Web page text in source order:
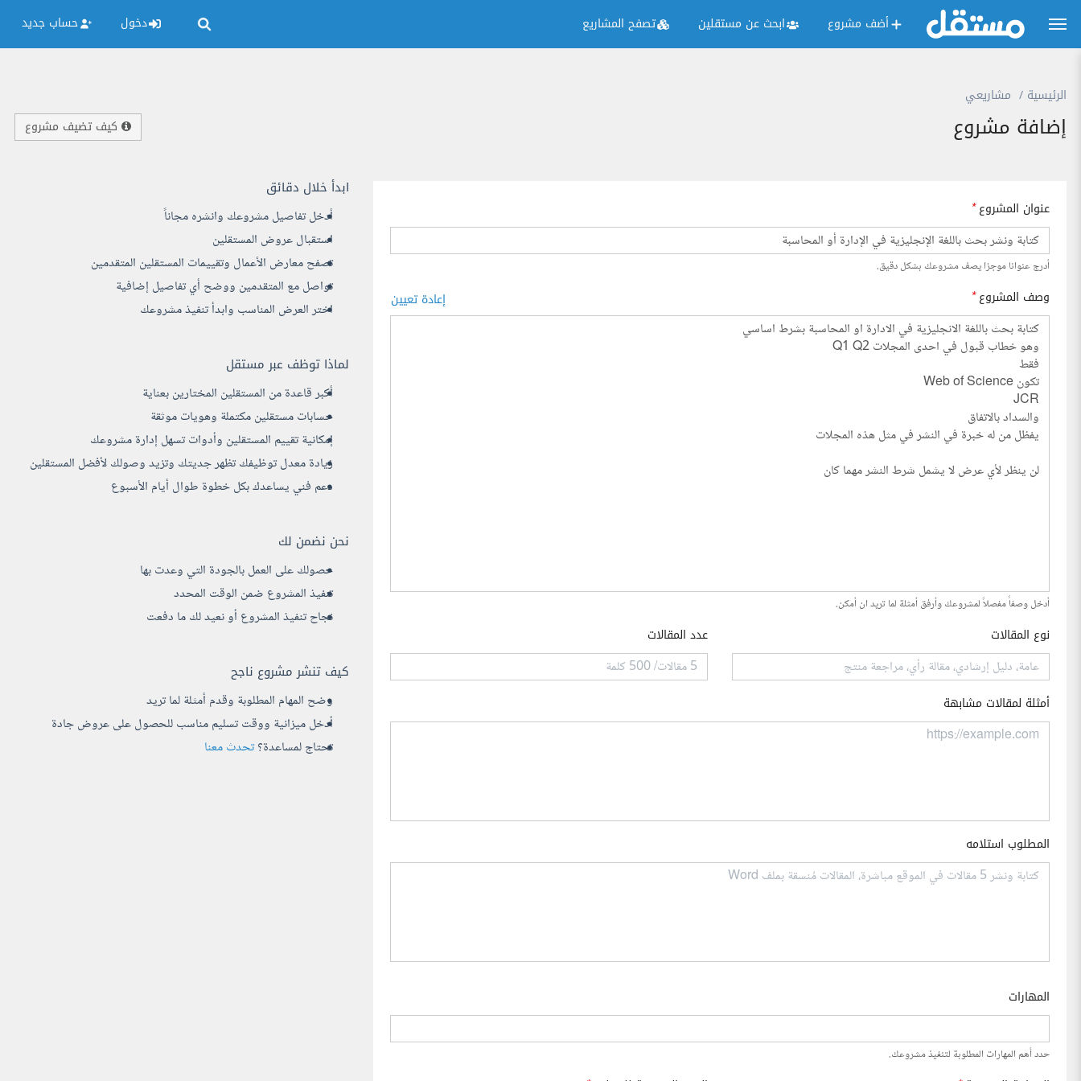
أضف مشروع ابحث عن مستقلين تصفح المشاريع دخول حساب جديد
الرئيسية مشاريعي
إضافة مشروع كيف تضيف مشروع
ابدأ خلال دقائق
أدخل تفاصيل مشروعك وانشره مجاناً
استقبال عروض المستقلين
تصفح معارض الأعمال وتقييمات المستقلين المتقدمين
تواصل مع المتقدمين ووضح أي تفاصيل إضافية
اختر العرض المناسب وابدأ تنفيذ مشروعك
لماذا توظف عبر مستقل
أكبر قاعدة من المستقلين المختارين بعناية
حسابات مستقلين مكتملة وهويات موثقة
إمكانية تقييم المستقلين وأدوات تسهل إدارة مشروعك
زيادة معدل توظيفك تظهر جديتك وتزيد وصولك لأفضل المستقلين
دعم فني يساعدك بكل خطوة طوال أيام الأسبوع
نحن نضمن لك
حصولك على العمل بالجودة التي وعدت بها
تنفيذ المشروع ضمن الوقت المحدد
نجاح تنفيذ المشروع أو نعيد لك ما دفعت
كيف تنشر مشروع ناجح
وضح المهام المطلوبة وقدم أمثلة لما تريد
أدخل ميزانية ووقت تسليم مناسب للحصول على عروض جادة
تحتاج لمساعدة؟تحدث معنا
عنوان المشروع*
أدرج عنوانا موجزا يصف مشروعك بشكل دقيق.
وصف المشروع* إعادة تعيين
أدخل وصفاً مفصلاً لمشروعك وأرفق أمثلة لما تريد ان أمكن.
نوع المقالات عدد المقالات
أمثلة لمقالات مشابهة
المطلوب استلامه
المهارات
حدد أهم المهارات المطلوبة لتنفيذ مشروعك.